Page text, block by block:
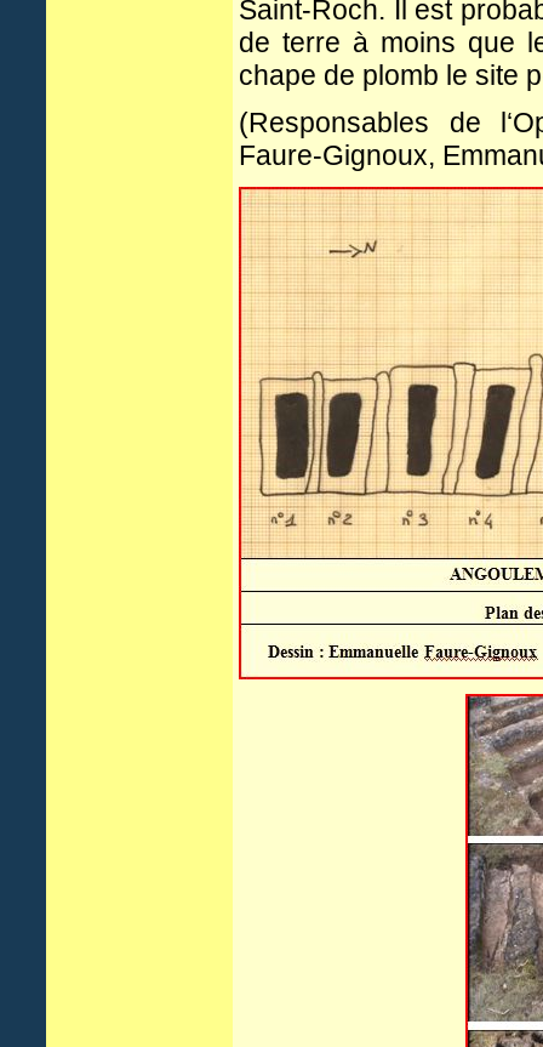
Saint-Roch. Il est
de terre à moins que
chape de plomb le site
(Responsables de
Faure-Gignoux,